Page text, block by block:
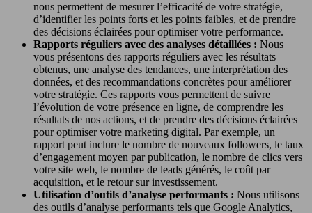
nous permettent de mesurer l’efficacité de votre stratégie,
d’identifier les points forts et les points faibles, et de prendre
des décisions éclairées pour optimiser votre performance.
Rapports réguliers avec des analyses détaillées : Nous
vous présentons des rapports réguliers avec les résultats
obtenus, une analyse des tendances, une interprétation des
données, et des recommandations concrètes pour améliorer
votre stratégie. Ces rapports vous permettent de suivre
l’évolution de votre présence en ligne, de comprendre les
résultats de nos actions, et de prendre des décisions éclairées
pour optimiser votre marketing digital. Par exemple, un
rapport peut inclure le nombre de nouveaux followers, le taux
d’engagement moyen par publication, le nombre de clics vers
votre site web, le nombre de leads générés, le coût par
acquisition, et le retour sur investissement.
Utilisation d’outils d’analyse performants : Nous utilisons
des outils d’analyse performants tels que Google Analytics,